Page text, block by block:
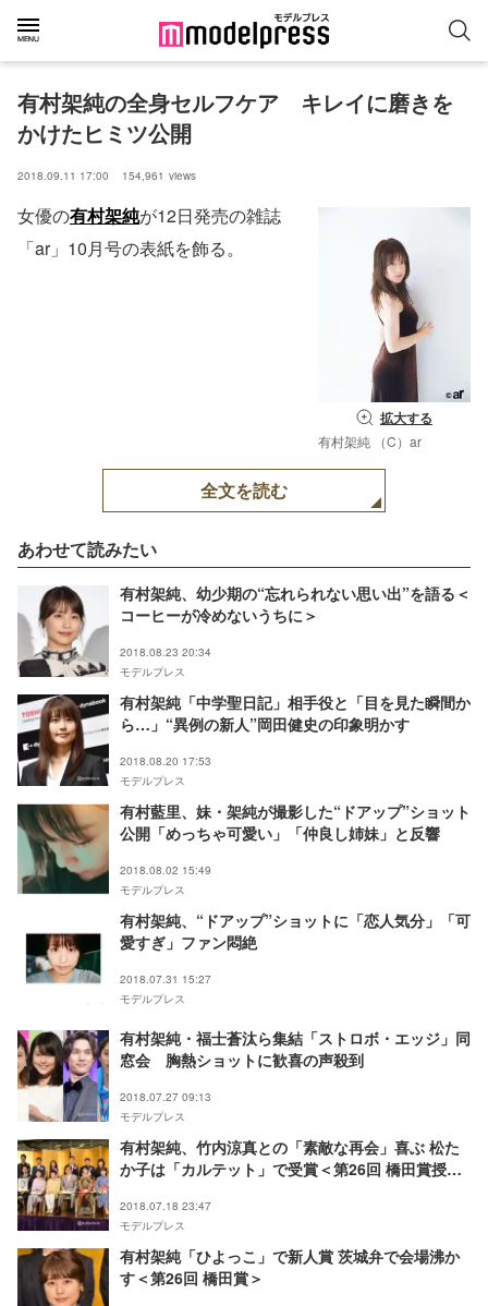
有村架純の全身セルフケア　キレイに磨きを
かけたヒミツ公開
2018.09.11 17:00 154,961 views
拡大する
有村架純 （C）ar
女優の有村架純が12日発売の雑誌
「ar」10月号の表紙を飾る。
全文を読む
あわせて読みたい
有村架純、幼少期の“忘れられない思い出”を語る＜
コーヒーが冷めないうちに＞
2018.08.23 20:34
モデルプレス
有村架純「中学聖日記」相手役と「目を見た瞬間か
ら…」“異例の新人”岡田健史の印象明かす
2018.08.20 17:53
モデルプレス
有村藍里、妹・架純が撮影した“ドアップ”ショット
公開「めっちゃ可愛い」「仲良し姉妹」と反響
2018.08.02 15:49
モデルプレス
有村架純、“ドアップ”ショットに「恋人気分」「可
愛すぎ」ファン悶絶
2018.07.31 15:27
モデルプレス
有村架純・福士蒼汰ら集結「ストロボ・エッジ」同
窓会 胸熱ショットに歓喜の声殺到
2018.07.27 09:13
モデルプレス
有村架純、竹内涼真との「素敵な再会」喜ぶ 松た
か子は「カルテット」で受賞＜第26回 橋田賞授賞
2018.07.18 23:47
モデルプレス
有村架純「ひよっこ」で新人賞 茨城弁で会場沸か
す＜第26回 橋田賞＞